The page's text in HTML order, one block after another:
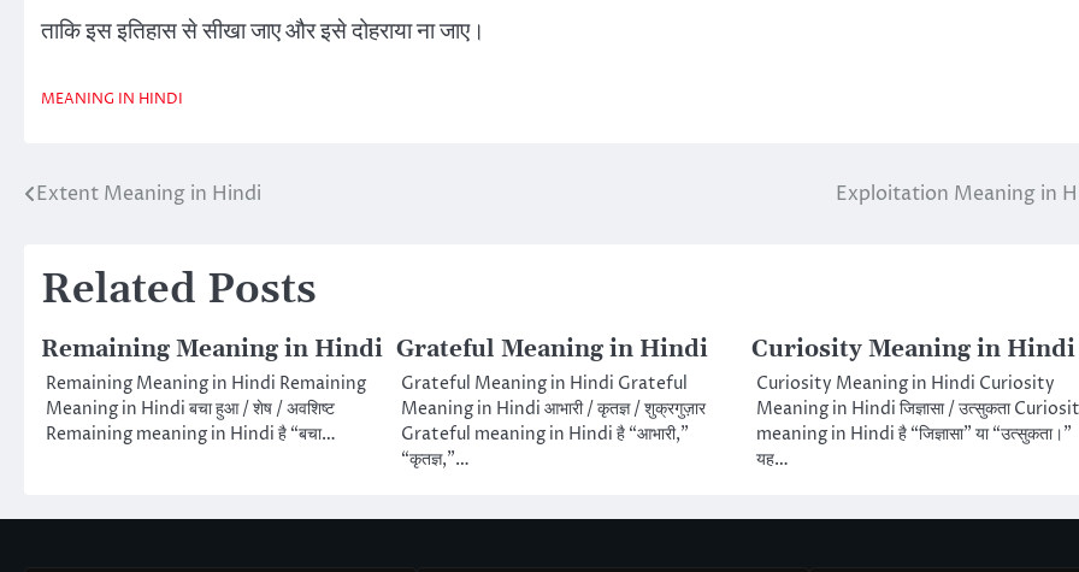
ताकि इस इतिहास से सीखा जाए और इसे दोहराया ना जाए।
MEANING IN HINDI
Post
Extent Meaning in Hindi Exploitation Meaning in
Related Posts
Remaining Meaning in Hindi
Remaining Meaning in Hindi Remaining
Meaning in Hindi बचा हुआ / शेष / अवशिष्ट
Remaining meaning in Hindi है “बचा…
Grateful Meaning in Hindi
Grateful Meaning in Hindi Grateful
Meaning in Hindi आभारी / कृतज्ञ / शुक्रगुज़ार
Grateful meaning in Hindi है “आभारी,”
“कृतज्ञ,”…
Curiosity Meaning in Hindi
Curiosity Meaning in Hindi Curiosity
Meaning in Hindi जिज्ञासा / उत्सुकता
meaning in Hindi है “जिज्ञासा” या “उत्सुकता।”
यह…